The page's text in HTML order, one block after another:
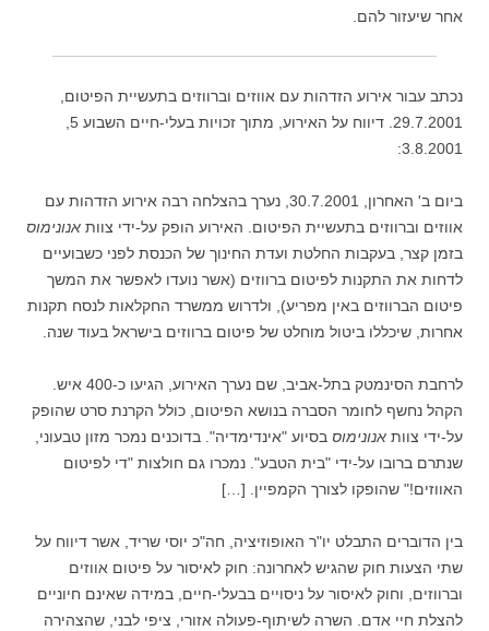
אחר שיעזור להם.
נכתב עבור אירוע הזדהות עם אווזים וברווזים בתעשיית הפיטום,
29.7.2001. דיווח על האירוע, מתוך זכויות בעלי-חיים השבוע 5,
3.8.2001:
ביום ב' האחרון, 30.7.2001, נערך בהצלחה רבה אירוע הזדהות עם
אווזים וברווזים בתעשיית הפיטום. האירוע הופק על-ידי צוות אנונימוס
בזמן קצר, בעקבות החלטת ועדת החינוך של הכנסת לפני כשבועיים
לדחות את התקנות לפיטום ברווזים (אשר נועדו לאפשר את המשך
פיטום הברווזים באין מפריע), ולדרוש ממשרד החקלאות לנסח תקנות
אחרות, שיכללו ביטול מוחלט של פיטום ברווזים בישראל בעוד שנה.
לרחבת הסינמטק בתל-אביב, שם נערך האירוע, הגיעו כ-400 איש.
הקהל נחשף לחומר הסברה בנושא הפיטום, כולל הקרנת סרט שהופק
על-ידי צוות אנונימוס בסיוע "אינדימדיה". בדוכנים נמכר מזון טבעוני,
שנתרם ברובו על-ידי "בית הטבע". נמכרו גם חולצות "די לפיטום
האווזים!" שהופקו לצורך הקמפיין. […]
בין הדוברים התבלט יו"ר האופוזיציה, חה"כ יוסי שריד, אשר דיווח על
שתי הצעות חוק שהגיש לאחרונה: חוק לאיסור על פיטום אווזים
וברווזים, וחוק לאיסור על ניסויים בבעלי-חיים, במידה שאינם חיוניים
להצלת חיי אדם. השרה לשיתוף-פעולה אזורי, ציפי לבני, שהצהירה